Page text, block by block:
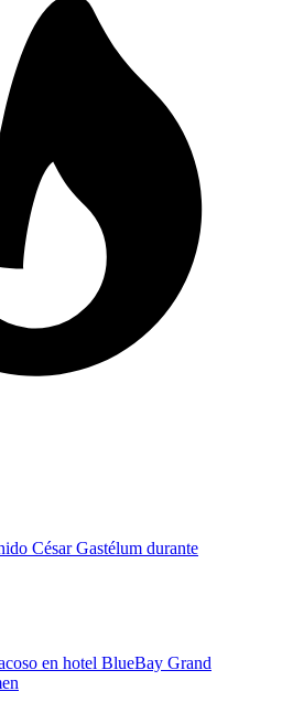
César Gastélum durante
en hotel BlueBay Grand